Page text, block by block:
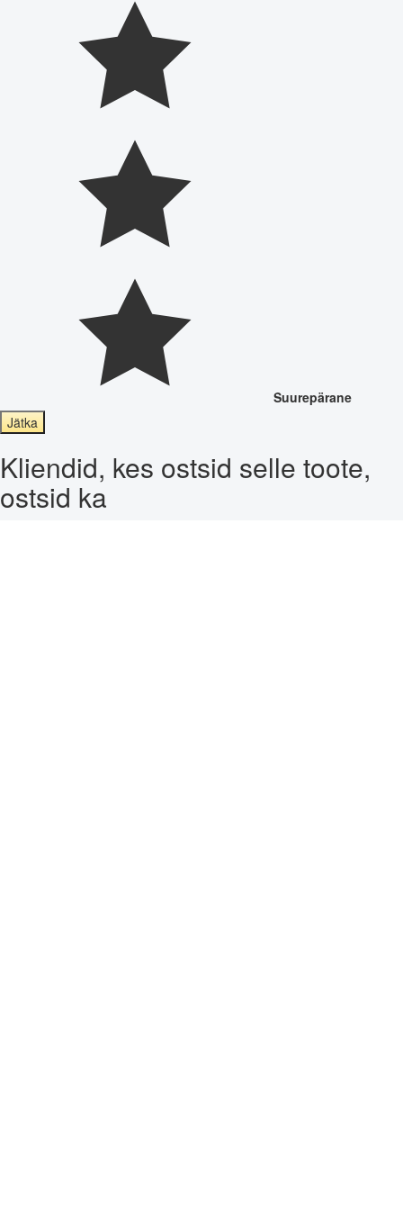
Suurepärane
Jätka
Kliendid, kes ostsid selle toote,
ostsid ka